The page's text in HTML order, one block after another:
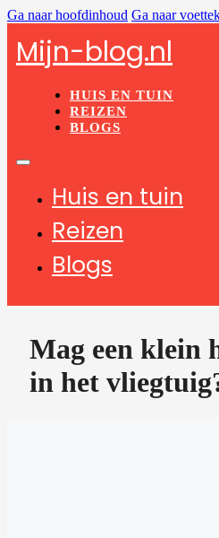
Ga naar hoofdinhoud Ga naar
Mijn-blog.nl
HUIS EN TUIN
REIZEN
BLOGS
Huis en tuin
Reizen
Blogs
Mag een klein
in het